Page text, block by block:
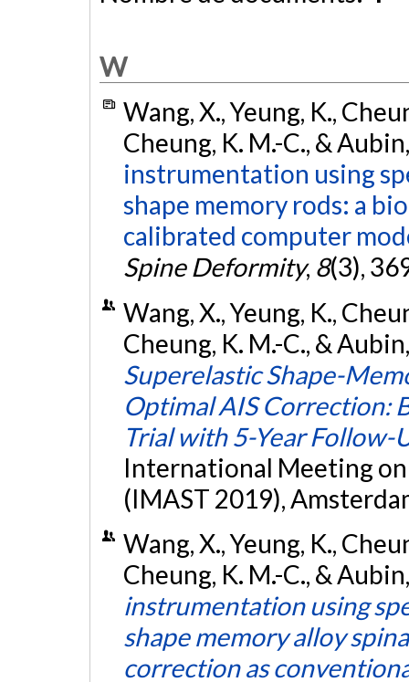
W
Wang, X., Yeung, K.,
Cheung, K. M.-C., &
instrumentation using
shape memory rods: a
calibrated computer
Spine Deformity, 8(3),
Wang, X., Yeung, K.,
Cheung, K. M.-C., &
Superelastic Shape-
Optimal AIS Correction:
Trial with 5-Year Follow-
International Meeting
(IMAST 2019),
Wang, X., Yeung, K.,
Cheung, K. M.-C., &
instrumentation using
shape memory alloy
correction as